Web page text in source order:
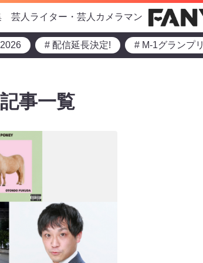
芸人ライター・芸人カメラマン
# 配信延長決定! # M-1グランプリ
事一覧